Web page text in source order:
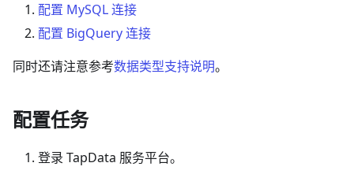
配置 MySQL 连接
配置 BigQuery 连接
同时还请注意参考数据类型支持说明。
配置任务
登录 TapData 服务平台。